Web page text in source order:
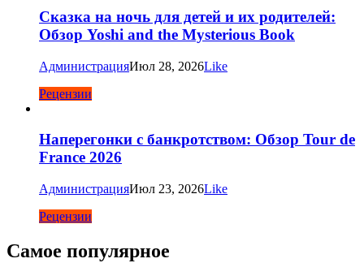
Сказка на ночь для детей и их родителей:
Обзор Yoshi and the Mysterious Book
АдминистрацияИюл 28, 2026Like
Рецензии
Наперегонки с банкротством: Обзор Tour de
France 2026
АдминистрацияИюл 23, 2026Like
Рецензии
Самое популярное